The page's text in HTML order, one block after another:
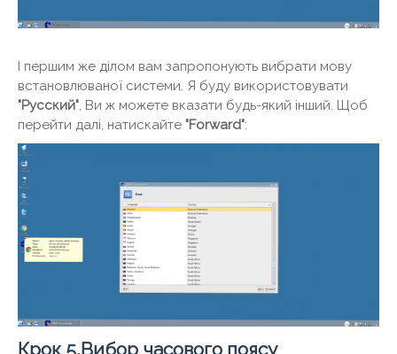
І першим же ділом вам запропонують вибрати мову
встановлюваної системи. Я буду використовувати
"Русский", Ви ж можете вказати будь-який інший. Щоб
перейти далі, натискайте "Forward":
Крок 5.Вибор часового поясу